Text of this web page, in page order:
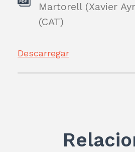
Martorell (Xavier
(CAT)
Descarregar